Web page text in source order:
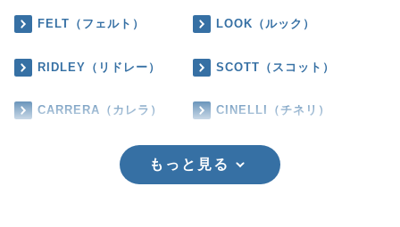
FELT（フェルト） LOOK（ルック）
RIDLEY（リドレー） SCOTT（スコット）
CARRERA（カレラ） CINELLI（チネリ）
もっと見る